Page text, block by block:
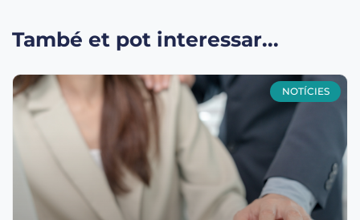
També et pot interessar...
NOTÍCIES